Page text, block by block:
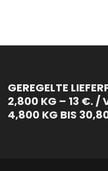
GEREGELTE
2,800 KG – 13 €. /
4,800 KG BIS